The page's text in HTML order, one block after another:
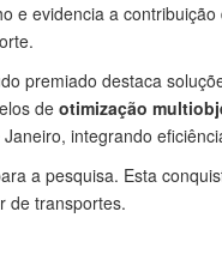
e evidencia a contribuição
premiado destaca
de otimização
Janeiro, integrando
a pesquisa. Esta
de transportes.